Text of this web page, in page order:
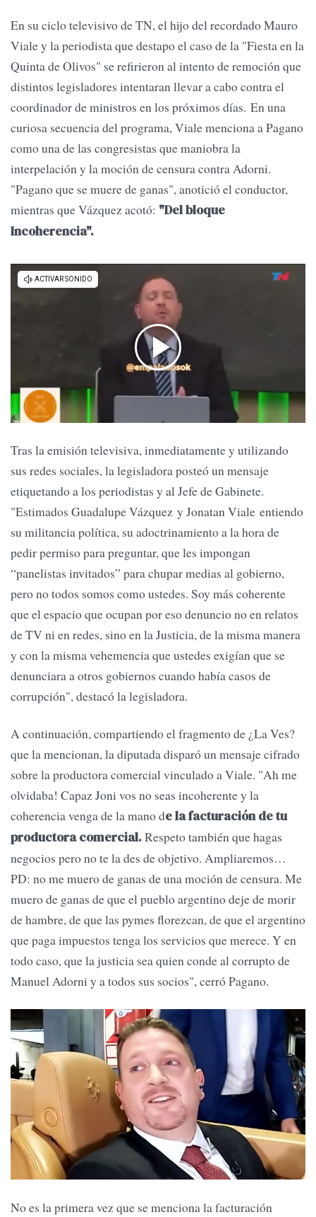
En su ciclo televisivo de TN, el hijo del recordado Mauro
Viale y la periodista que destapo el caso de la "Fiesta en la
Quinta de Olivos" se refirieron al intento de remoción que
distintos legisladores intentaran llevar a cabo contra el
coordinador de ministros en los próximos días. En una
curiosa secuencia del programa, Viale menciona a Pagano
como una de las congresistas que maniobra la
interpelación y la moción de censura contra Adorni.
"Pagano que se muere de ganas", anotició el conductor,
mientras que Vázquez acotó: "Del bloque
Incoherencia".
Tras la emisión televisiva, inmediatamente y utilizando
sus redes sociales, la legisladora posteó un mensaje
etiquetando a los periodistas y al Jefe de Gabinete.
"Estimados Guadalupe Vázquez y Jonatan Viale entiendo
su militancia política, su adoctrinamiento a la hora de
pedir permiso para preguntar, que les impongan
“panelistas invitados” para chupar medias al gobierno,
pero no todos somos como ustedes. Soy más coherente
que el espacio que ocupan por eso denuncio no en relatos
de TV ni en redes, sino en la Justicia, de la misma manera
y con la misma vehemencia que ustedes exigían que se
denunciara a otros gobiernos cuando había casos de
corrupción", destacó la legisladora.
A continuación, compartiendo el fragmento de ¿La Ves?
que la mencionan, la diputada disparó un mensaje cifrado
sobre la productora comercial vinculado a Viale. "Ah me
olvidaba! Capaz Joni vos no seas incoherente y la
coherencia venga de la mano de la facturación de tu
productora comercial.Respeto también que hagas
negocios pero no te la des de objetivo. Ampliaremos…
PD: no me muero de ganas de una moción de censura. Me
muero de ganas de que el pueblo argentino deje de morir
de hambre, de que las pymes florezcan, de que el argentino
que paga impuestos tenga los servicios que merece. Y en
todo caso, que la justicia sea quien conde al corrupto de
Manuel Adorni y a todos sus socios", cerró Pagano.
No es la primera vez que se menciona la facturación